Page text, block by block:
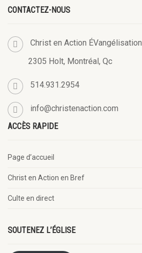
CONTACTEZ-NOUS
Christ en Action ÉVangélisation
2305 Holt, Montréal, Qc
514.931.2954
info@christenaction.com
ACCÈS RAPIDE
Page d’accueil
Christ en Action en Bref
Culte en direct
SOUTENEZ L’ÉGLISE